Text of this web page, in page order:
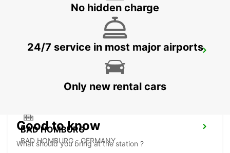
FRANKFURT AIRPORT TERMINAL 1
FRANKFURT AM MAIN - GERMANY
BAD HOMBURG
BAD HOMBURG - GERMANY
No hidden charge
24/7 service in most major airports
Only new rental cars
Good to know
What should you bring at the station ?